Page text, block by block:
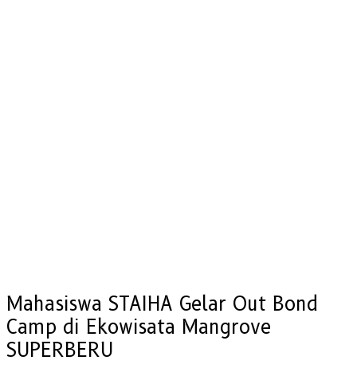
Mahasiswa STAIHA Gelar Out Bond
Camp di Ekowisata Mangrove
SUPERBERU